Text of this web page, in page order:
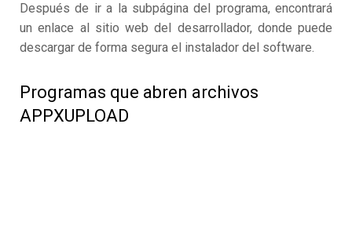
Después de ir a la subpágina del programa, encontrará
un enlace al sitio web del desarrollador, donde puede
descargar de forma segura el instalador del software.
Programas que abren archivos
APPXUPLOAD